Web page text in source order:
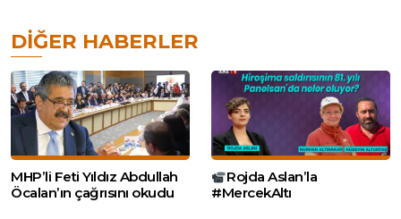
DIĞER HABERLER
MHP’li Feti Yıldız Abdullah
Öcalan’ın çağrısını okudu
Rojda Aslan’la
#MercekAltı